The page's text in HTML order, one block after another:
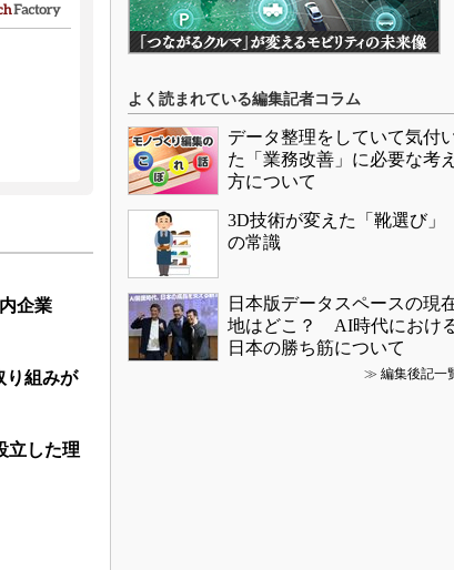
企業
り組みが
立した理
よく読まれている編集記者コラム
データ整理をしていて気付
た「業務改善」に必要な考え
方について
3D技術が変えた「靴選び」
の常識
日本版データスペースの現
地はどこ？ AI時代におけ
日本の勝ち筋について
≫ 編集後記一